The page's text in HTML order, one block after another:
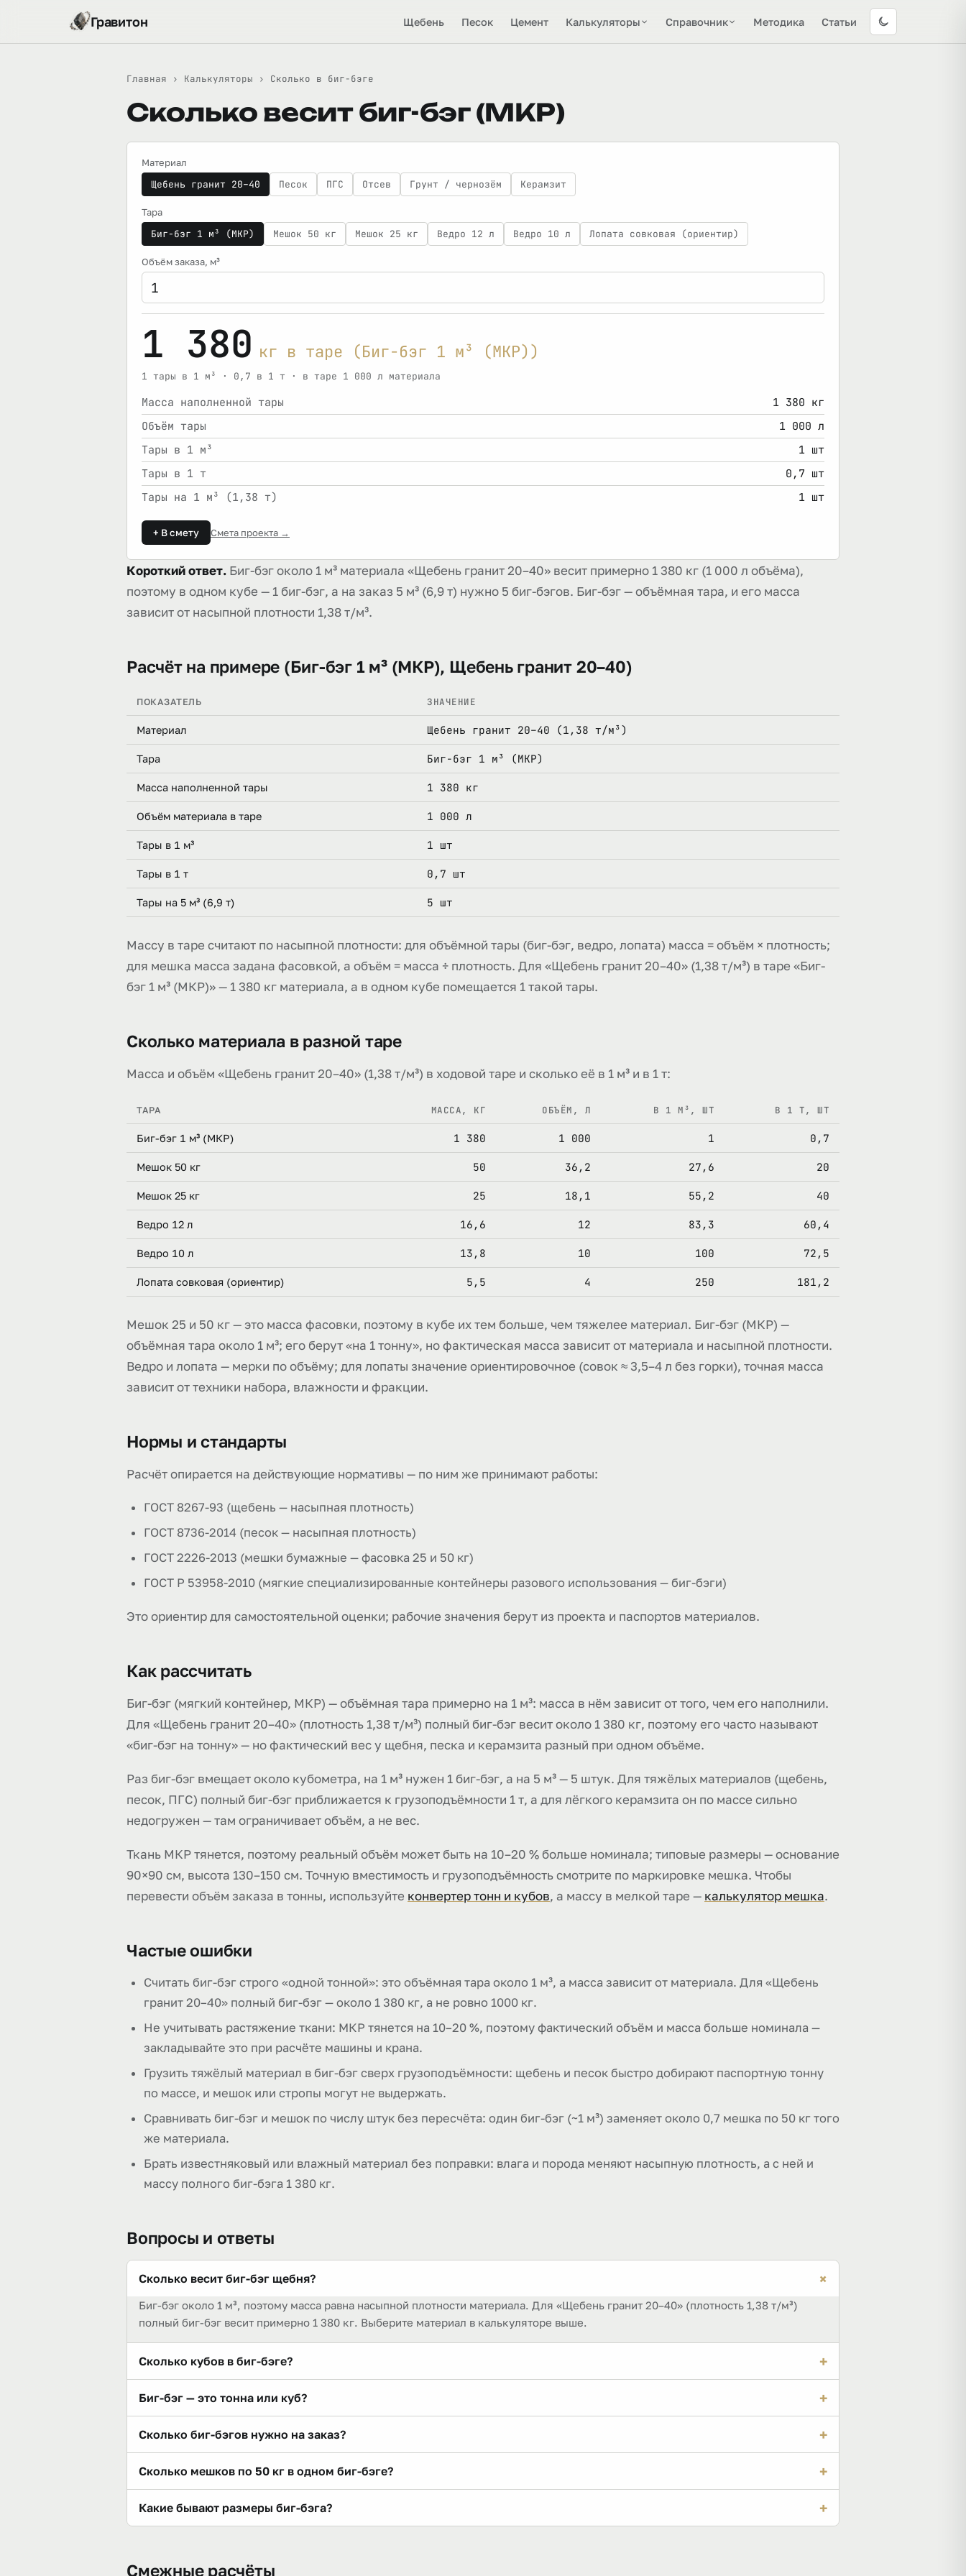
Гравитон Щебень Песок Цемент Калькуляторы Справочник Методика Статьи
Главная › Калькуляторы › Сколько в биг-бэге
Сколько весит биг-бэг (МКР)
Материал
Щебень гранит 20–40 Песок ПГС Отсев Грунт / чернозём Керамзит
Тара
Биг-бэг 1 м³ (МКР) Мешок 50 кг Мешок 25 кг Ведро 12 л Ведро 10 л Лопата совковая (ориентир)
Объём заказа, м³
1 380 кг в таре (Биг-бэг 1 м³ (МКР))
1 тары в 1 м³ · 0,7 в 1 т · в таре 1 000 л материала
Масса наполненной тары
1 380 кг
Объём тары
1 000 л
Тары в 1 м³
1 шт
Тары в 1 т
0,7 шт
Тары на 1 м³ (1,38 т)
1 шт
+ В смету Смета проекта →
Короткий ответ. Биг-бэг около 1 м³ материала «Щебень гранит 20–40» весит примерно 1 380 кг (1 000 л объёма),
поэтому в одном кубе — 1 биг-бэг, а на заказ 5 м³ (6,9 т) нужно 5 биг-бэгов. Биг-бэг — объёмная тара, и его масса
зависит от насыпной плотности 1,38 т/м³.
Расчёт на примере (Биг-бэг 1 м³ (МКР), Щебень гранит 20–40)
ПОКАЗАТЕЛЬ ЗНАЧЕНИЕ
Материал Щебень гранит 20–40 (1,38 т/м³)
Тара Биг-бэг 1 м³ (МКР)
Масса наполненной тары 1 380 кг
Объём материала в таре 1 000 л
Тары в 1 м³ 1 шт
Тары в 1 т 0,7 шт
Тары на 5 м³ (6,9 т) 5 шт
Массу в таре считают по насыпной плотности: для объёмной тары (биг-бэг, ведро, лопата) масса = объём × плотность;
для мешка масса задана фасовкой, а объём = масса ÷ плотность. Для «Щебень гранит 20–40» (1,38 т/м³) в таре «Биг-
бэг 1 м³ (МКР)» — 1 380 кг материала, а в одном кубе помещается 1 такой тары.
Сколько материала в разной таре
Масса и объём «Щебень гранит 20–40» (1,38 т/м³) в ходовой таре и сколько её в 1 м³ и в 1 т:
ТАРА МАССА, КГ ОБЪЁМ, Л В 1 М³, ШТ В 1 Т, ШТ
Биг-бэг 1 м³ (МКР) 1 380 1 000 1 0,7
Мешок 50 кг 50 36,2 27,6 20
Мешок 25 кг 25 18,1 55,2 40
Ведро 12 л 16,6 12 83,3 60,4
Ведро 10 л 13,8 10 100 72,5
Лопата совковая (ориентир) 5,5 4 250 181,2
Мешок 25 и 50 кг — это масса фасовки, поэтому в кубе их тем больше, чем тяжелее материал. Биг-бэг (МКР) —
объёмная тара около 1 м³; его берут «на 1 тонну», но фактическая масса зависит от материала и насыпной плотности.
Ведро и лопата — мерки по объёму; для лопаты значение ориентировочное (совок ≈ 3,5–4 л без горки), точная масса
зависит от техники набора, влажности и фракции.
Нормы и стандарты
Расчёт опирается на действующие нормативы — по ним же принимают работы:
ГОСТ 8267-93 (щебень — насыпная плотность)
ГОСТ 8736-2014 (песок — насыпная плотность)
ГОСТ 2226-2013 (мешки бумажные — фасовка 25 и 50 кг)
ГОСТ Р 53958-2010 (мягкие специализированные контейнеры разового использования — биг-бэги)
Это ориентир для самостоятельной оценки; рабочие значения берут из проекта и паспортов материалов.
Как рассчитать
Биг-бэг (мягкий контейнер, МКР) — объёмная тара примерно на 1 м³: масса в нём зависит от того, чем его наполнили.
Для «Щебень гранит 20–40» (плотность 1,38 т/м³) полный биг-бэг весит около 1 380 кг, поэтому его часто называют
«биг-бэг на тонну» — но фактический вес у щебня, песка и керамзита разный при одном объёме.
Раз биг-бэг вмещает около кубометра, на 1 м³ нужен 1 биг-бэг, а на 5 м³ — 5 штук. Для тяжёлых материалов (щебень,
песок, ПГС) полный биг-бэг приближается к грузоподъёмности 1 т, а для лёгкого керамзита он по массе сильно
недогружен — там ограничивает объём, а не вес.
Ткань МКР тянется, поэтому реальный объём может быть на 10–20 % больше номинала; типовые размеры — основание
90×90 см, высота 130–150 см. Точную вместимость и грузоподъёмность смотрите по маркировке мешка. Чтобы
перевести объём заказа в тонны, используйте конвертер тонн и кубов, а массу в мелкой таре — калькулятор мешка.
Частые ошибки
Считать биг-бэг строго «одной тонной»: это объёмная тара около 1 м³, а масса зависит от материала. Для «Щебень
гранит 20–40» полный биг-бэг — около 1 380 кг, а не ровно 1000 кг.
Не учитывать растяжение ткани: МКР тянется на 10–20 %, поэтому фактический объём и масса больше номинала —
закладывайте это при расчёте машины и крана.
Грузить тяжёлый материал в биг-бэг сверх грузоподъёмности: щебень и песок быстро добирают паспортную тонну
по массе, и мешок или стропы могут не выдержать.
Сравнивать биг-бэг и мешок по числу штук без пересчёта: один биг-бэг (~1 м³) заменяет около 0,7 мешка по 50 кг того
же материала.
Брать известняковый или влажный материал без поправки: влага и порода меняют насыпную плотность, а с ней и
массу полного биг-бэга 1 380 кг.
Вопросы и ответы
Сколько весит биг-бэг щебня? +
Биг-бэг около 1 м³, поэтому масса равна насыпной плотности материала. Для «Щебень гранит 20–40» (плотность 1,38 т/м³)
полный биг-бэг весит примерно 1 380 кг. Выберите материал в калькуляторе выше.
Сколько кубов в биг-бэге? +
биг-бэг.
Биг-бэг — это тонна или куб? +
бэг весит около 1 380 кг, у других материалов — иначе.
Сколько биг-бэгов нужно на заказ? +
неполное заполнение.
Сколько мешков по 50 кг в одном биг-бэге? +
[калькуляторе мешка](/kalkulyator/skolko-v-meshke/).
Какие бывают размеры биг-бэга? +
Смежные расчёты